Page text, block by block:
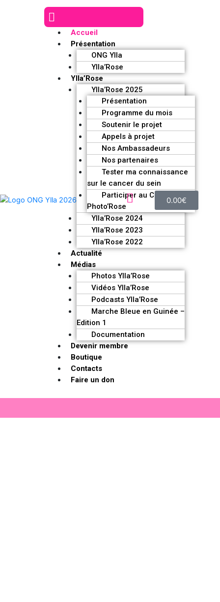
Accueil
Présentation
ONG Ylla
Ylla’Rose
Ylla’Rose
Ylla’Rose 2025
Présentation
Programme du mois
Soutenir le projet
Appels à projet
Nos Ambassadeurs
Nos partenaires
Tester ma connaissance
sur le cancer du sein
Participer au Challenge
Photo’Rose
Ylla’Rose 2024
Ylla’Rose 2023
Ylla’Rose 2022
Actualité
Médias
Photos Ylla’Rose
Vidéos Ylla’Rose
Podcasts Ylla’Rose
Marche Bleue en Guinée –
Edition 1
Documentation
Devenir membre
Boutique
Contacts
Faire un don
0.00€